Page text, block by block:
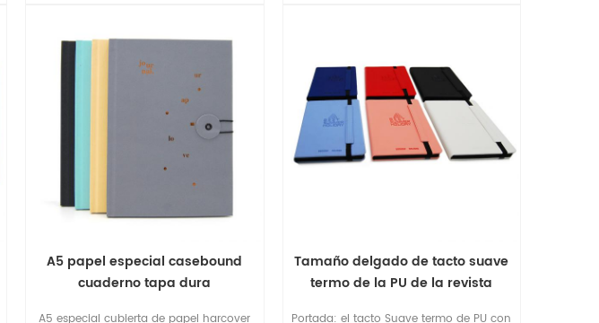
A5 papel especial casebound
cuaderno tapa dura
A5 especial cubierta de papel harcover
Tamaño delgado de tacto suave
termo de la PU de la revista
Portada: el tacto Suave termo de PU con